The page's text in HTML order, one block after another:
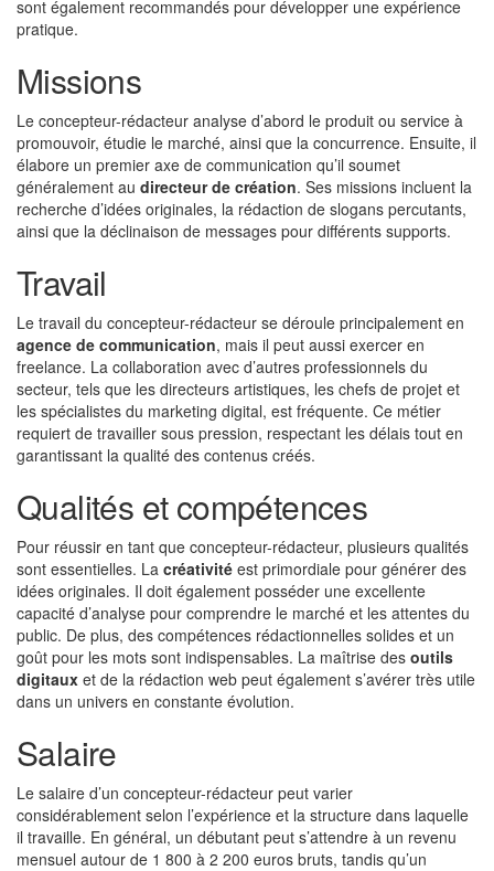
sont également recommandés pour développer une expérience
pratique.
Missions
Le concepteur-rédacteur analyse d’abord le produit ou service à
promouvoir, étudie le marché, ainsi que la concurrence. Ensuite, il
élabore un premier axe de communication qu’il soumet
généralement au directeur de création. Ses missions incluent la
recherche d’idées originales, la rédaction de slogans percutants,
ainsi que la déclinaison de messages pour différents supports.
Travail
Le travail du concepteur-rédacteur se déroule principalement en
agence de communication, mais il peut aussi exercer en
freelance. La collaboration avec d’autres professionnels du
secteur, tels que les directeurs artistiques, les chefs de projet et
les spécialistes du marketing digital, est fréquente. Ce métier
requiert de travailler sous pression, respectant les délais tout en
garantissant la qualité des contenus créés.
Qualités et compétences
Pour réussir en tant que concepteur-rédacteur, plusieurs qualités
sont essentielles. La créativité est primordiale pour générer des
idées originales. Il doit également posséder une excellente
capacité d’analyse pour comprendre le marché et les attentes du
public. De plus, des compétences rédactionnelles solides et un
goût pour les mots sont indispensables. La maîtrise des outils
digitaux et de la rédaction web peut également s’avérer très utile
dans un univers en constante évolution.
Salaire
Le salaire d’un concepteur-rédacteur peut varier
considérablement selon l’expérience et la structure dans laquelle
il travaille. En général, un débutant peut s’attendre à un revenu
mensuel autour de 1 800 à 2 200 euros bruts, tandis qu’un